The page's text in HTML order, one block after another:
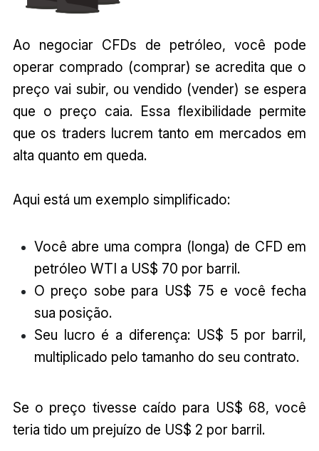
Ao negociar CFDs de petróleo, você pode
operar comprado (comprar) se acredita que o
preço vai subir, ou vendido (vender) se espera
que o preço caia. Essa flexibilidade permite
que os traders lucrem tanto em mercados em
alta quanto em queda.
Aqui está um exemplo simplificado:
Você abre uma compra (longa) de CFD em
petróleo WTI a US$ 70 por barril.
O preço sobe para US$ 75 e você fecha
sua posição.
Seu lucro é a diferença: US$ 5 por barril,
multiplicado pelo tamanho do seu contrato.
Se o preço tivesse caído para US$ 68, você
teria tido um prejuízo de US$ 2 por barril.